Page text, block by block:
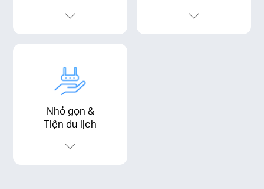
Nhỏ gọn &
Tiện du lịch